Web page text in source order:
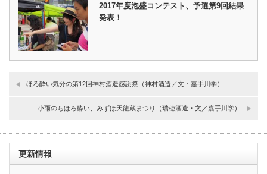
2017年度泡盛コンテスト、予選第9回結果
発表！
ほろ酔い気分の第12回神村酒造感謝祭（神村酒造／文・嘉手川学）
小雨のちほろ酔い、みずほ天龍蔵まつり（瑞穂酒造・文／嘉手川学）
更新情報